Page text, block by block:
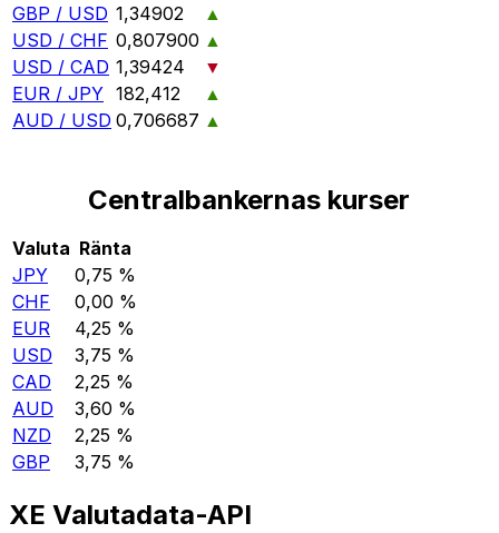
GBP / USD 1,34902
▲
USD / CHF 0,807900 ▲
USD / CAD 1,39424
▼
EUR / JPY 182,412
▲
AUD / USD 0,706687 ▲
Centralbankernas kurser
Valuta Ränta
JPY
0,75 %
CHF
0,00 %
EUR
4,25 %
USD
3,75 %
CAD
2,25 %
AUD
3,60 %
NZD
2,25 %
GBP
3,75 %
XE Valutadata-API